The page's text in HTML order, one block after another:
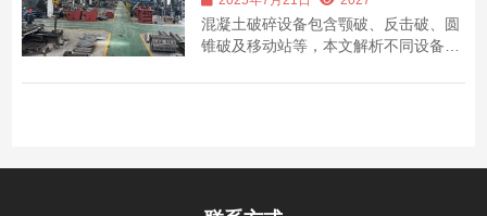
混凝土破碎设备包含颚破、反击破、圆
锥破及移动站等，本文解析不同设备的
凝土块，实现资源再生。